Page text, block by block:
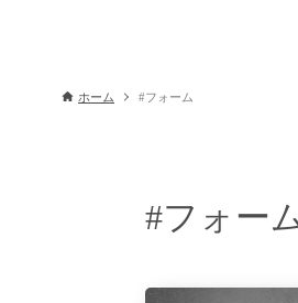
ホーム #フォーム
#フォー